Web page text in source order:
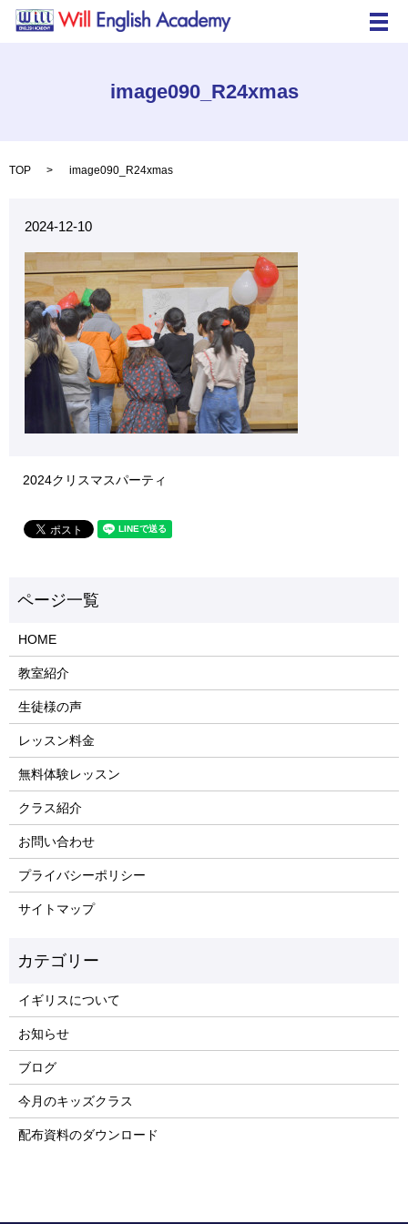
メ
image090_R24xmas
TOP image090_R24xmas
2024-12-10
2024クリスマスパーティ
HOME
教室紹介
生徒様の声
レッスン料金
無料体験レッスン
クラス紹介
お問い合わせ
プライバシーポリシー
サイトマップ
イギリスについて
お知らせ
ブログ
今月のキッズクラス
配布資料のダウンロード